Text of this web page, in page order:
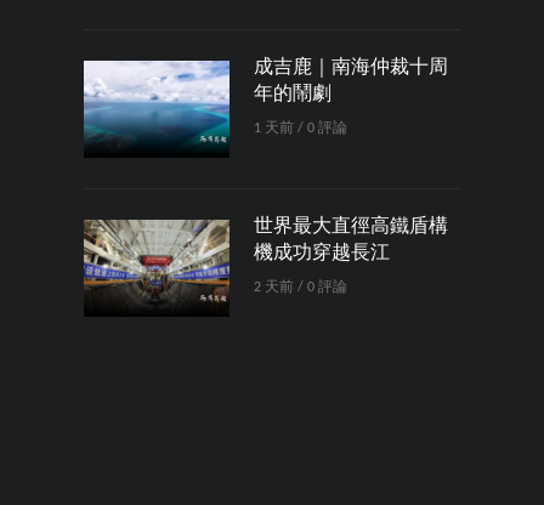
成吉鹿｜南海仲裁十周
年的鬧劇
1 天前 / 0 評論
世界最大直徑高鐵盾構
機成功穿越長江
2 天前 / 0 評論